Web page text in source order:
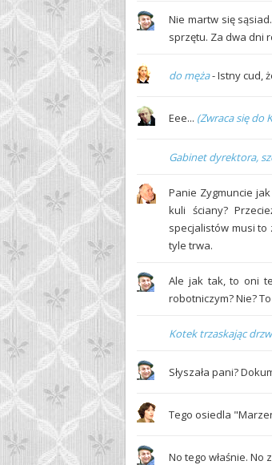
Nie martw się
sprzętu. Za dwa dni
do męża- Istny cud,
Eee... (Zwraca się do
Gabinet dyrektora,
Panie Zygmuncie
kuli ściany?
specjalistów musi to
tyle trwa.
Ale jak tak, to oni
robotniczym? Nie?
Kotek trzaskając
Słyszała pani?
Tego osiedla
No tego właśnie. No